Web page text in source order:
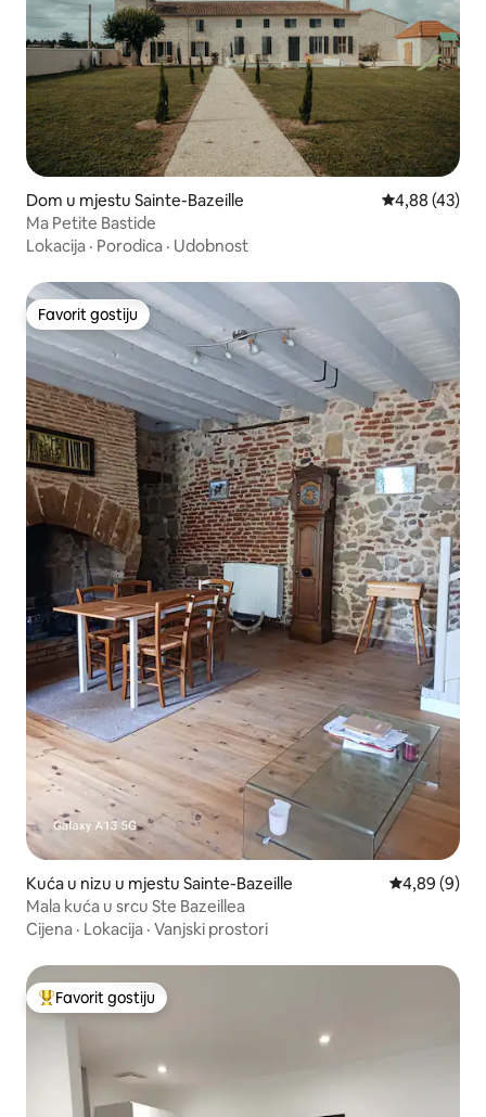
Dom u mjestu Sainte-Bazeille Prosječna
4,88 (43)
Ma Petite Bastide
Lokacija · Porodica · Udobnost
Favorit gostiju
Favorit gostiju
Kuća u nizu u mjestu Sainte-Bazeille Prosječna
4,89 (9)
Mala kuća u srcu Ste Bazeillea
Cijena · Lokacija · Vanjski prostori
Glavni favorit gostiju
Favorit gostiju